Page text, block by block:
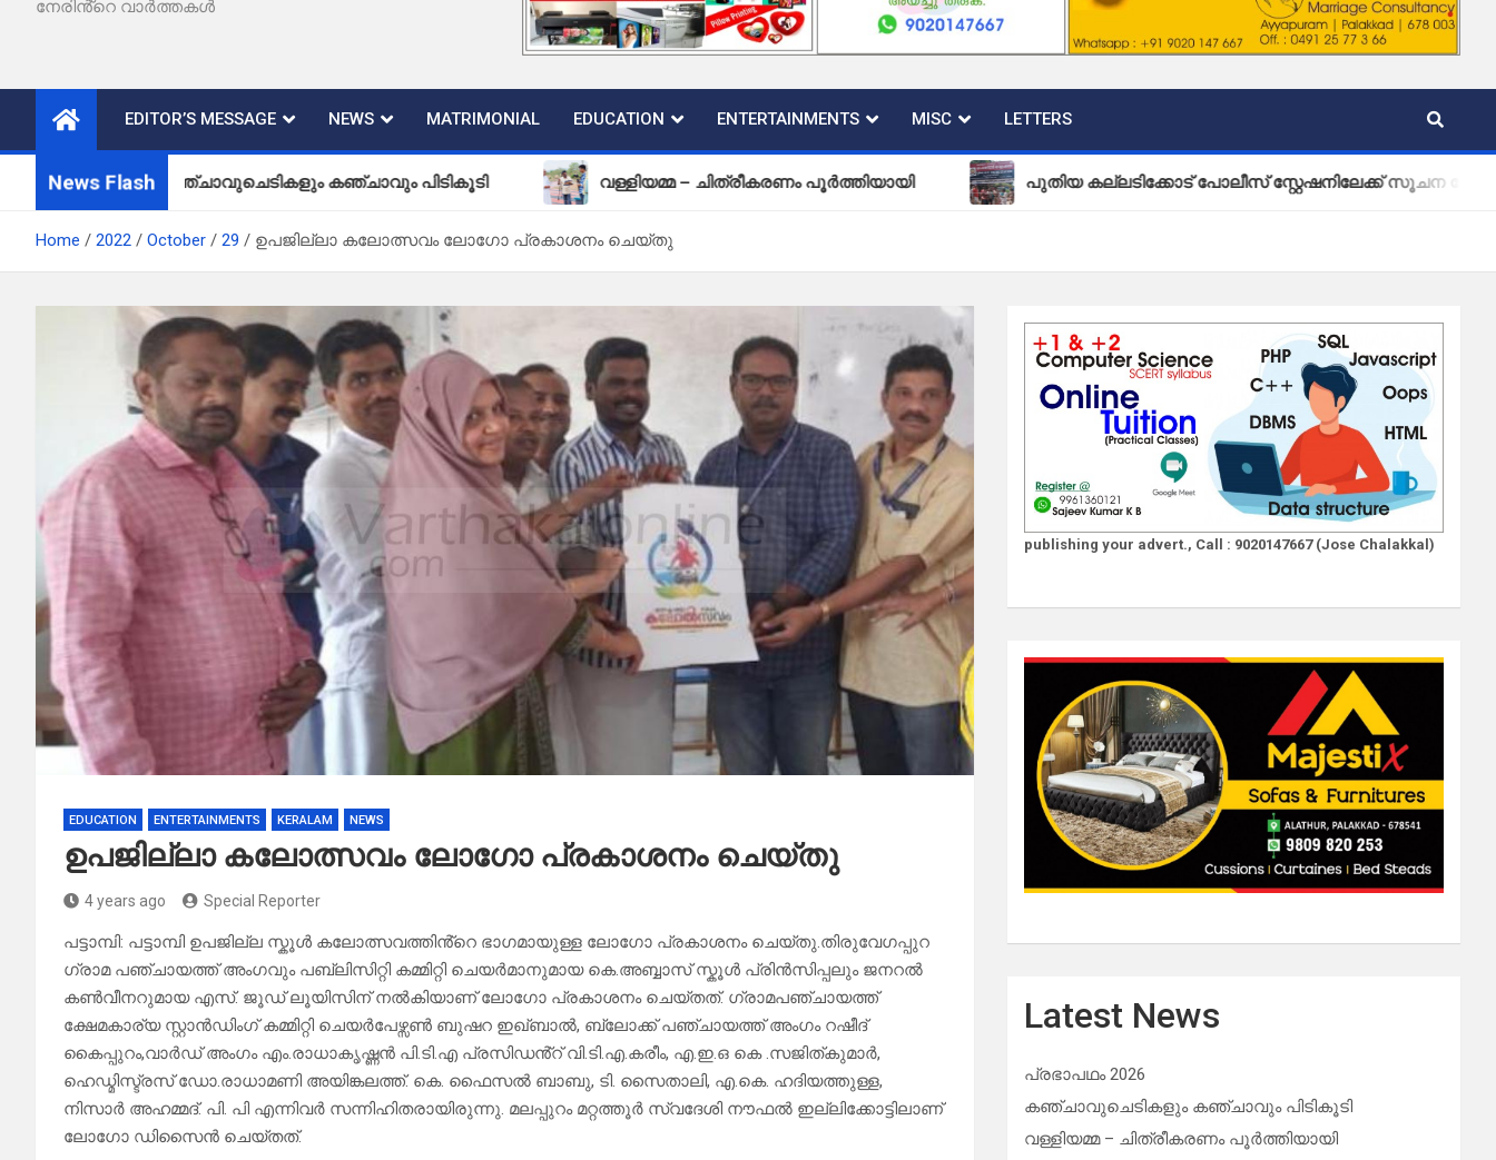
നേരിൻ്റെ വാർത്തകൾ
EDITOR’S MESSAGE NEWS MATRIMONIAL EDUCATION ENTERTAINMENTS MISC LETTERS
News Flash
കഞ്ചാവുചെടികളും കഞ്ചാവും പിടികൂടി വള്ളിയമ്മ – ചിത്രീകരണം പൂർത്തിയായി പുതിയ കല്ലടിക്കോട് പോലീസ് സ്റ്റേഷനിലേക്ക് സൂചന ബോർഡ്
Home 2022 October 29 ഉപജില്ലാ കലോത്സവം ലോഗോ പ്രകാശനം ചെയ്തു
EDUCATION ENTERTAINMENTS KERALAM NEWS
ഉപജില്ലാ കലോത്സവം ലോഗോ പ്രകാശനം ചെയ്തു
4 years ago Special Reporter
പട്ടാമ്പി: പട്ടാമ്പി ഉപജില്ല സ്കൂൾ കലോത്സവത്തിൻ്റെ ഭാഗമായുള്ള ലോഗോ പ്രകാശനം ചെയ്തു.തിരുവേഗപ്പുറ
ഗ്രാമ പഞ്ചായത്ത് അംഗവും പബ്ലിസിറ്റി കമ്മിറ്റി ചെയർമാനുമായ കെ.അബ്ബാസ് സ്കൂൾ പ്രിൻസിപ്പലും ജനറൽ
കൺവീനറുമായ എസ്. ജൂഡ് ലൂയിസിന് നൽകിയാണ് ലോഗോ പ്രകാശനം ചെയ്തത്. ഗ്രാമപഞ്ചായത്ത്
ക്ഷേമകാര്യ സ്റ്റാൻഡിംഗ് കമ്മിറ്റി ചെയർപേഴ്സൺ ബുഷറ ഇഖ്ബാൽ, ബ്ലോക്ക് പഞ്ചായത്ത് അംഗം റഷീദ്
കൈപ്പുറം,വാർഡ് അംഗം എം.രാധാകൃഷ്ണൻ പി.ടി.എ പ്രസിഡൻ്റ് വി.ടി.എ.കരീം, എ.ഇ.ഒ കെ .സജിത്കുമാർ,
ഹെഡ്മിസ്ട്രസ് ഡോ.രാധാമണി അയിങ്കലത്ത്. കെ. ഫൈസൽ ബാബു, ടി. സൈതാലി, എ.കെ. ഹദിയത്തുള്ള,
നിസാർ അഹമ്മദ്. പി. പി എന്നിവർ സന്നിഹിതരായിരുന്നു. മലപ്പുറം മറ്റത്തൂർ സ്വദേശി നൗഫൽ ഇല്ലിക്കോട്ടിലാണ്
ലോഗോ ഡിസൈൻ ചെയ്തത്.
publishing your advert., Call : 9020147667 (Jose Chalakkal)
Latest News
പ്രഭാപഥം 2026
കഞ്ചാവുചെടികളും കഞ്ചാവും പിടികൂടി
വള്ളിയമ്മ – ചിത്രീകരണം പൂർത്തിയായി